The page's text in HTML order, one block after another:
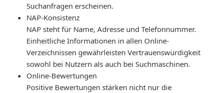
Suchanfragen erscheinen.
NAP-Konsistenz
NAP steht für Name, Adresse und Telefonnummer.
Einheitliche Informationen in allen Online-
Verzeichnissen gewährleisten Vertrauenswürdigkeit
sowohl bei Nutzern als auch bei Suchmaschinen.
Online-Bewertungen
Positive Bewertungen stärken nicht nur die